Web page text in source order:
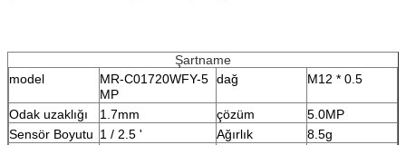
Şartname
model
MR-C01720WFY-5
MP
dağ M12 * 0.5
Odak uzaklığı 1.7mm çözüm
5.0MP
Sensör Boyutu 1 / 2.5 ' Ağırlık
8.5g